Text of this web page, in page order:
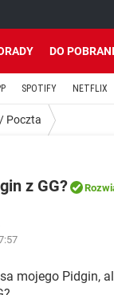
DO
SPOTIFY NETFLIX
Poczta
z GG?
mojego Pidgin,